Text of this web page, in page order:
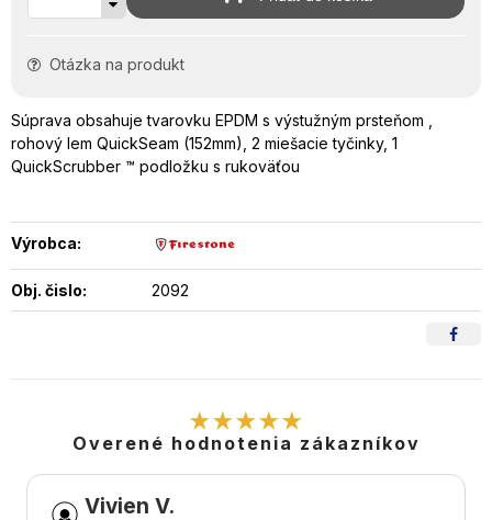
Otázka na produkt
Súprava obsahuje tvarovku EPDM s výstužným prsteňom ,
rohový lem QuickSeam (152mm), 2 miešacie tyčinky, 1
QuickScrubber ™ podložku s rukoväťou
Výrobca:
Obj. čislo: 2092
★★★★★
Overené hodnotenia zákazníkov
Vivien V.